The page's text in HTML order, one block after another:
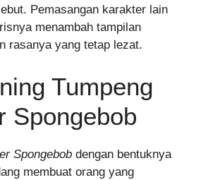
Pemasangan karakter lain
menambah tampilan
rasanya yang tetap lezat.
Tumpeng
Spongebob
Spongebob dengan bentuknya
membuat orang yang